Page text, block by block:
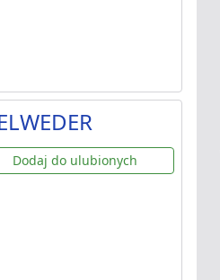
Dodaj do ulubionych